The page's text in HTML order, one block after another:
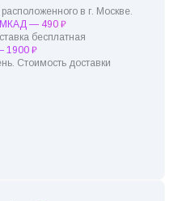
в г. Москве.
МКАД — 490 ₽
бесплатная
1900 ₽
Стоимость доставки